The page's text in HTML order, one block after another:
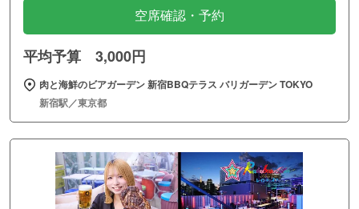
空席確認・予約
平均予算 3,000円
肉と海鮮のビアガーデン 新宿BBQテラス バリガーデン TOKYO
新宿駅／東京都